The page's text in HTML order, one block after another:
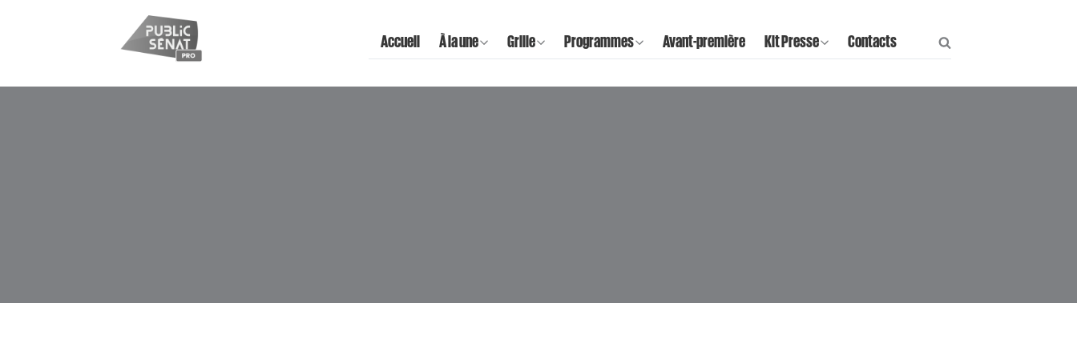
Accueil À la une Grille Programmes Avant-première Kit Presse Contacts